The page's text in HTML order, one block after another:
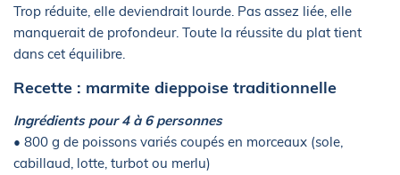
Trop réduite, elle deviendrait lourde. Pas assez liée, elle
manquerait de profondeur. Toute la réussite du plat tient
dans cet équilibre.
Recette : marmite dieppoise traditionnelle
Ingrédients pour 4 à 6 personnes
• 800 g de poissons variés coupés en morceaux (sole,
cabillaud, lotte, turbot ou merlu)